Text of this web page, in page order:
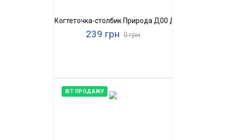
Когтеточка-столбик Природа Д00 Джут
239 грн 0 грн
ХІТ ПРОДАЖУ